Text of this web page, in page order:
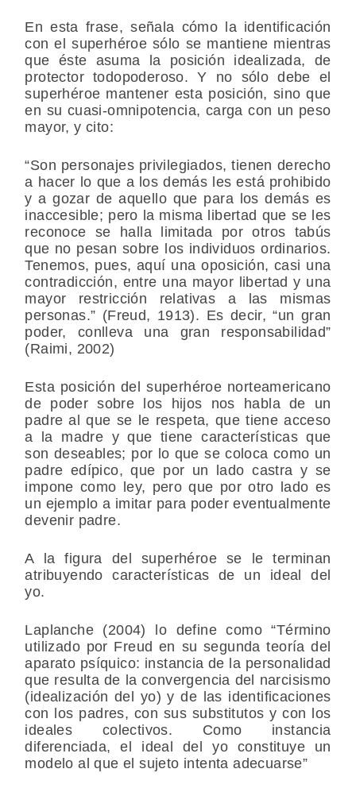
En esta frase, señala cómo la identificación
con el superhéroe sólo se mantiene mientras
que éste asuma la posición idealizada, de
protector todopoderoso. Y no sólo debe el
superhéroe mantener esta posición, sino que
en su cuasi-omnipotencia, carga con un peso
mayor, y cito:
“Son personajes privilegiados, tienen derecho
a hacer lo que a los demás les está prohibido
y a gozar de aquello que para los demás es
inaccesible; pero la misma libertad que se les
reconoce se halla limitada por otros tabús
que no pesan sobre los individuos ordinarios.
Tenemos, pues, aquí una oposición, casi una
contradicción, entre una mayor libertad y una
mayor restricción relativas a las mismas
personas.” (Freud, 1913). Es decir, “un gran
poder, conlleva una gran responsabilidad”
(Raimi, 2002)
Esta posición del superhéroe norteamericano
de poder sobre los hijos nos habla de un
padre al que se le respeta, que tiene acceso
a la madre y que tiene características que
son deseables; por lo que se coloca como un
padre edípico, que por un lado castra y se
impone como ley, pero que por otro lado es
un ejemplo a imitar para poder eventualmente
devenir padre.
A la figura del superhéroe se le terminan
atribuyendo características de un ideal del
yo.
Laplanche (2004)
lo define como “Término
utilizado por Freud en su segunda teoría del
aparato psíquico: instancia de la personalidad
que resulta de la convergencia del narcisismo
(idealización del yo) y de las identificaciones
con los padres, con sus substitutos y con los
ideales colectivos. Como instancia
diferenciada, el ideal del yo constituye un
modelo al que el sujeto intenta adecuarse”